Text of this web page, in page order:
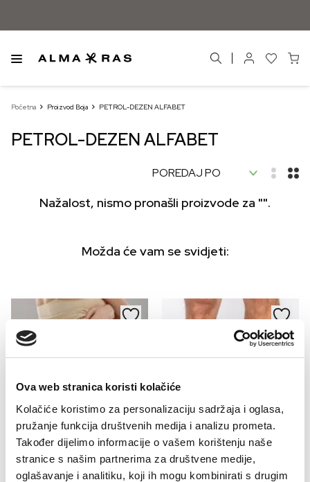
Ova web stranica koristi kolačiće
Kolačiće koristimo za personalizaciju sadržaja i oglasa,
pružanje funkcija društvenih medija i analizu prometa.
Također dijelimo informacije o vašem korištenju naše
stranice s našim partnerima za društvene medije,
oglašavanje i analitiku, koji ih mogu kombinirati s drugim
Početna Proizvod Boja PETROL-DEZEN ALFABET
PETROL-DEZEN ALFABET
Nažalost, nismo pronašli proizvode za "".
Možda će vam se svidjeti: